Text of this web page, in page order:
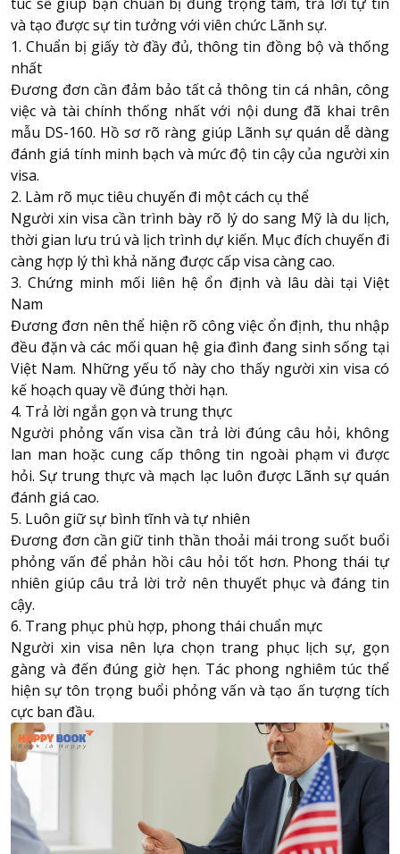
và tạo được sự tin tưởng với viên chức Lãnh sự.
1. Chuẩn bị giấy tờ đầy đủ, thông tin đồng bộ và thống
nhất
Đương đơn cần đảm bảo tất cả thông tin cá nhân, công
việc và tài chính thống nhất với nội dung đã khai trên
mẫu DS-160. Hồ sơ rõ ràng giúp Lãnh sự quán dễ dàng
đánh giá tính minh bạch và mức độ tin cậy của người xin
visa.
2. Làm rõ mục tiêu chuyến đi một cách cụ thể
Người xin visa cần trình bày rõ lý do sang Mỹ là du lịch,
thời gian lưu trú và lịch trình dự kiến. Mục đích chuyến đi
càng hợp lý thì khả năng được cấp visa càng cao.
3. Chứng minh mối liên hệ ổn định và lâu dài tại Việt
Nam
Đương đơn nên thể hiện rõ công việc ổn định, thu nhập
đều đặn và các mối quan hệ gia đình đang sinh sống tại
Việt Nam. Những yếu tố này cho thấy người xin visa có
kế hoạch quay về đúng thời hạn.
4. Trả lời ngắn gọn và trung thực
Người phỏng vấn visa cần trả lời đúng câu hỏi, không
lan man hoặc cung cấp thông tin ngoài phạm vi được
hỏi. Sự trung thực và mạch lạc luôn được Lãnh sự quán
đánh giá cao.
5. Luôn giữ sự bình tĩnh và tự nhiên
Đương đơn cần giữ tinh thần thoải mái trong suốt buổi
phỏng vấn để phản hồi câu hỏi tốt hơn. Phong thái tự
nhiên giúp câu trả lời trở nên thuyết phục và đáng tin
cậy.
6. Trang phục phù hợp, phong thái chuẩn mực
Người xin visa nên lựa chọn trang phục lịch sự, gọn
gàng và đến đúng giờ hẹn. Tác phong nghiêm túc thể
hiện sự tôn trọng buổi phỏng vấn và tạo ấn tượng tích
cực ban đầu.